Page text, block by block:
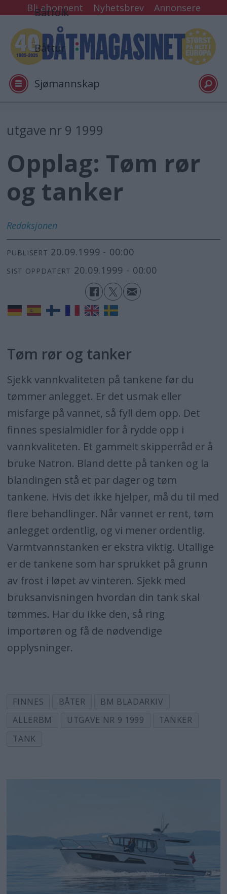
Bli abonnent Nyhetsbrev Annonsere
Båtfolk
Båttur
Sjømannskap
Video
utgave nr 9 1999
Opplag: Tøm rør
og tanker
Redaksjonen
PUBLISERT 20.09.1999 - 00:00
SIST OPPDATERT 20.09.1999 - 00:00
Tøm rør og tanker
Sjekk vannkvaliteten på tankene før du
tømmer anlegget. Er det usmak eller
misfarge på vannet, så fyll dem opp. Det
finnes spesialmidler for å rydde opp i
vannkvaliteten. Et gammelt skipperråd er å
bruke Natron. Bland dette på tanken og la
blandingen stå et par dager og tøm
tankene. Hvis det ikke hjelper, må du til med
flere behandlinger. Når vannet er rent, tøm
anlegget ordentlig, og vi mener ordentlig.
Varmtvannstanken er ekstra viktig. Utallige
er de tankene som har sprukket på grunn
av frost i løpet av vinteren. Sjekk med
bruksanvisningen hvordan din tank skal
tømmes. Har du ikke den, så ring
importøren og få de nødvendige
opplysninger.
FINNES BÅTER
BM BLADARKIV
ALLERBM
UTGAVE NR 9 1999
TANKER
TANK